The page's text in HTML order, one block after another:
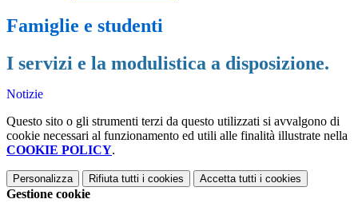
Famiglie e studenti
I servizi e la modulistica a disposizione.
Notizie
Questo sito o gli strumenti terzi da questo utilizzati si avvalgono di
cookie necessari al funzionamento ed utili alle finalità illustrate nella
COOKIE POLICY.
Personalizza Rifiuta tutti i cookies Accetta tutti i cookies
Gestione cookie